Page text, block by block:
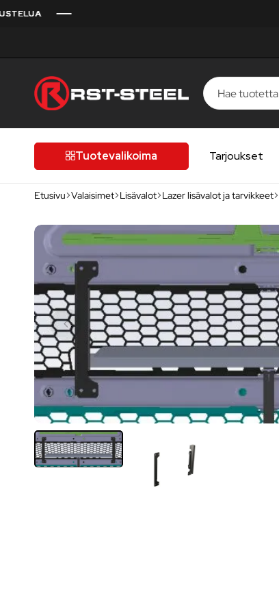
laatutietoiselle
autoilijalleTuotevalikoima Tarjoukset
Etusivu Valaisimet Lisävalot Lazer lisävalot ja tarvikkeet